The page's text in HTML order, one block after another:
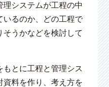
システムが工程の中
いるのか、どの工程で
そうかなどを検討して
とに工程と管理シス
資料を作り、考え方を